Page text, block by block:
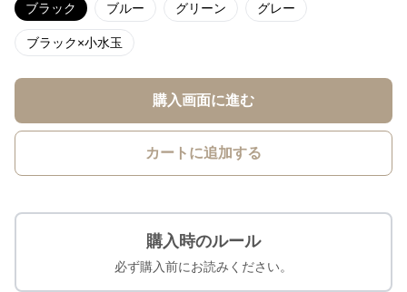
ブラック ブルー グリーン グレー
ブラック×小水玉
購入画面に進む
カートに追加する
購入時のルール
必ず購入前にお読みください。